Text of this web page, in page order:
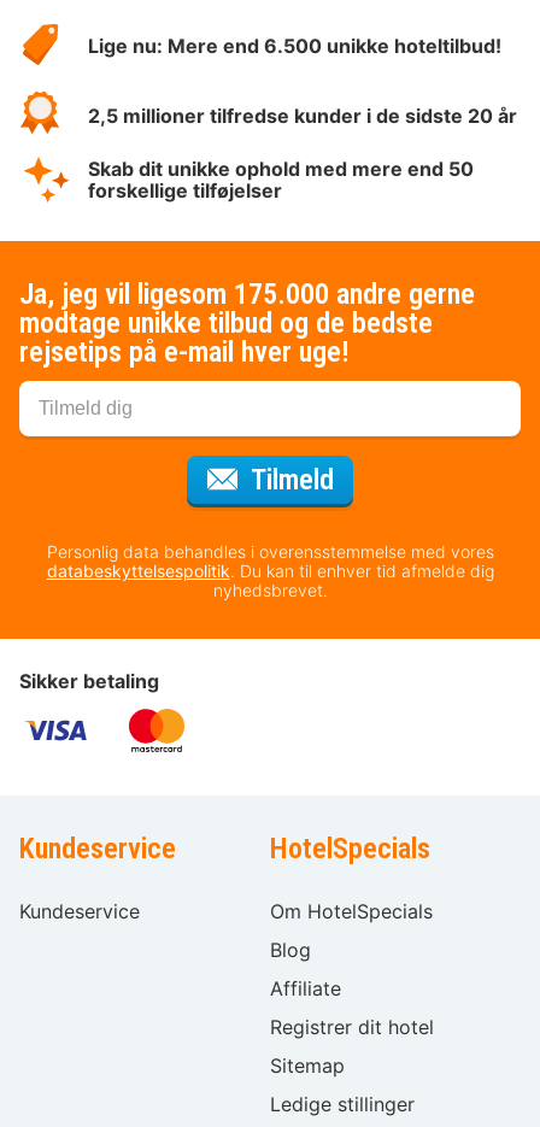
HotelSpecials
Lige nu: Mere end 6.500 unikke hoteltilbud!
2,5 millioner tilfredse kunder i de sidste 20 år
Skab dit unikke ophold med mere end 50
forskellige tilføjelser
Ja, jeg vil ligesom 175.000 andre gerne
modtage unikke tilbud og de bedste
rejsetips på e-mail hver uge!
Tilmeld
Personlig data behandles i overensstemmelse med vores
databeskyttelsespolitik. Du kan til enhver tid afmelde dig
nyhedsbrevet.
Sikker betaling
Kundeservice
Kundeservice
HotelSpecials
Om HotelSpecials
Blog
Affiliate
Registrer dit hotel
Sitemap
Ledige stillinger